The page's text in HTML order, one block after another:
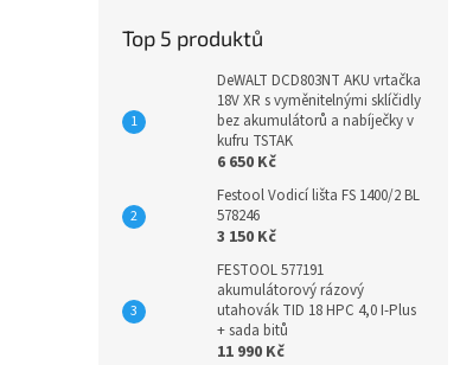
Top 5 produktů
DeWALT DCD803NT AKU vrtačka
18V XR s vyměnitelnými sklíčidly
bez akumulátorů a nabíječky v
kufru TSTAK
6 650 Kč
Festool Vodicí lišta FS 1400/2 BL
578246
3 150 Kč
FESTOOL 577191
akumulátorový rázový
utahovák TID 18 HPC 4,0 I-Plus
+ sada bitů
11 990 Kč